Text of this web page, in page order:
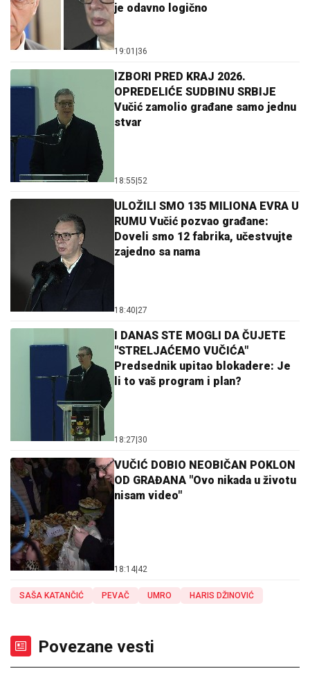
je odavno logično
19:01 |36
IZBORI PRED KRAJ 2026.
OPREDELIĆE SUDBINU SRBIJE
Vučić zamolio građane samo jednu
stvar
18:55|52
ULOŽILI SMO 135 MILIONA EVRA U
RUMU Vučić pozvao građane:
Doveli smo 12 fabrika, učestvujte
zajedno sa nama
18:40|27
I DANAS STE MOGLI DA ČUJETE
"STRELJAĆEMO VUČIĆA"
Predsednik upitao blokadere: Je
li to vaš program i plan?
18:27|30
VUČIĆ DOBIO NEOBIČAN POKLON
OD GRAĐANA "Ovo nikada u životu
nisam video"
18:14|42
SAŠA KATANČIĆ PEVAČ UMRO HARIS DŽINOVIĆ
Povezane vesti